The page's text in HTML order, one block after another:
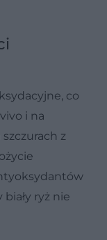
co
i na
z
ryż nie